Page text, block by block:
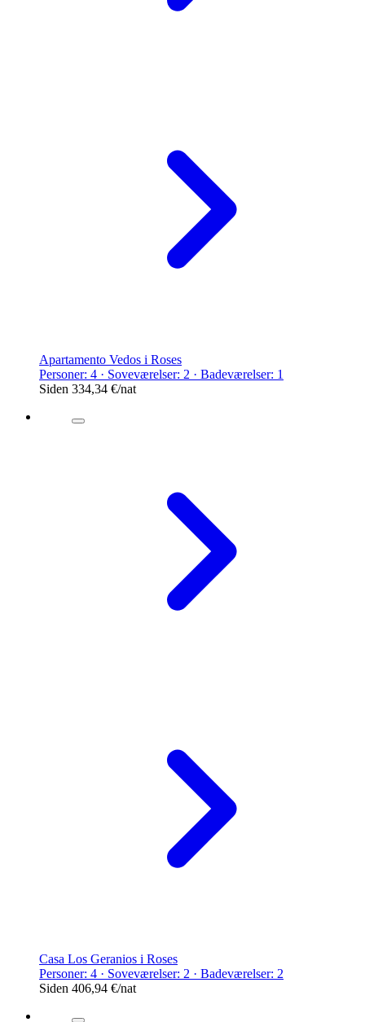
Apartamento Vedos i Roses
Personer: 4 · Soveværelser: 2 · Badeværelser: 1
Siden 334,34 €/nat
Casa Los Geranios i Roses
Personer: 4 · Soveværelser: 2 · Badeværelser: 2
Siden 406,94 €/nat